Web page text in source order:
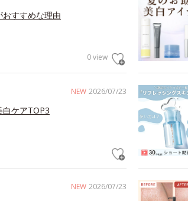
すすめな理由
0 view
NEW 2026/07/23
ケアTOP3
NEW 2026/07/23